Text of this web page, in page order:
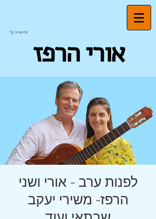
סל הקניות
אורי הרפז
לפנות ערב - אורי ושני
הרפז- משירי יעקב